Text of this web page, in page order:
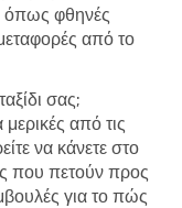
όπως φθηνές
από το
σας;
μερικές από τις
να κάνετε στο
που πετούν προς
για το πώς